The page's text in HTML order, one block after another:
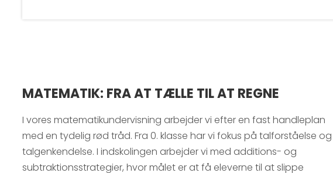
MATEMATIK: FRA AT TÆLLE TIL AT REGNE
I vores matematikundervisning arbejder vi efter en fast handleplan
med en tydelig rød tråd. Fra 0. klasse har vi fokus på talforståelse og
talgenkendelse. I indskolingen arbejder vi med additions- og
subtraktionsstrategier, hvor målet er at få eleverne til at slippe